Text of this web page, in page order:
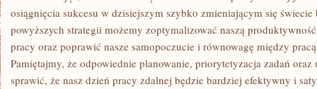
osiągnięcia sukcesu w dzisiejszym szybko zmieniającym się
⁢powyższych strategii‍ możemy zoptymalizować naszą
pracy oraz poprawić ⁤nasze samopoczucie i równowagę między
Pamiętajmy, że odpowiednie planowanie, priorytetyzacja zadań
sprawić, ​że nasz dzień pracy zdalnej będzie bardziej efektywny i